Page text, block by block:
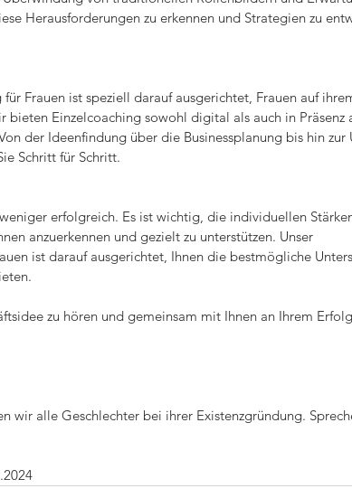
Herausforderungen zu erkennen und Strategien zu
für Frauen ist speziell darauf ausgerichtet, Frauen auf
bieten Einzelcoaching sowohl digital als auch in Präsenz
der Ideenfindung über die Businessplanung bis hin zur
Schritt für Schritt.
erfolgreich. Es ist wichtig, die individuellen
anzuerkennen und gezielt zu unterstützen. Unser
ist darauf ausgerichtet, Ihnen die bestmögliche
zu hören und gemeinsam mit Ihnen an Ihrem
wir alle Geschlechter bei ihrer Existenzgründung.